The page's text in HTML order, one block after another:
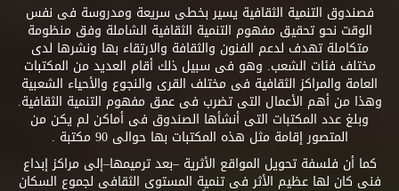
فصندوق التنمية الثقافية يسير بخطى سريعة ومدروسة فى نفس
الوقت نحو تحقيق مفهوم التنمية الثقافية الشاملة وفق منظومة
متكاملة تهدف لدعم الفنون والثقافة والارتقاء بها ونشرها لدى
مختلف فئات الشعب. وهو فى سبيل ذلك أقام العديد من المكتبات
العامة والمراكز الثقافية فى مختلف القرى والنجوع والأحياء الشعبية
وهذا من أهم الأعمال التى تضرب فى عمق مفهوم التنمية الثقافية.
وبلغ عدد المكتبات التى أنشأها الصندوق فى أماكن لم يكن من
المتصور إقامة مثل هذه المكتبات بها حوالى 90 مكتبة .
كما أن فلسفة تحويل المواقع الأثرية –بعد ترميمها–إلى مراكز إبداع
فنى كان لها عظيم الأثر فى تنمية المستوى الثقافى لجموع السكان